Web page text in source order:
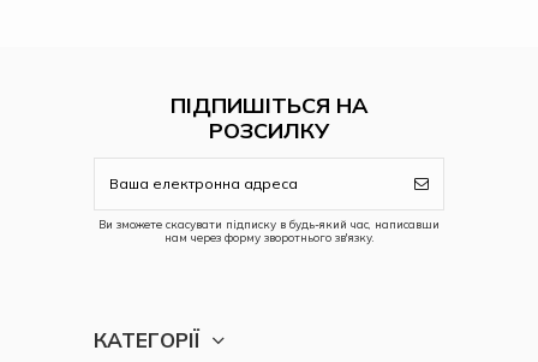
ПІДПИШІТЬСЯ НА
РОЗСИЛКУ
Ви зможете скасувати підписку в будь-який час, написавши
нам через форму зворотнього зв'язку.
КАТЕГОРІЇ